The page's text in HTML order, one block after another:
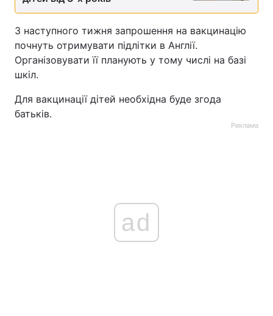
З наступного тижня запрошення на вакцинацію
почнуть отримувати підлітки в Англії.
Організовувати її планують у тому числі на базі
шкіл.
Для вакцинації дітей необхідна буде згода
батьків.
Реклама
ad